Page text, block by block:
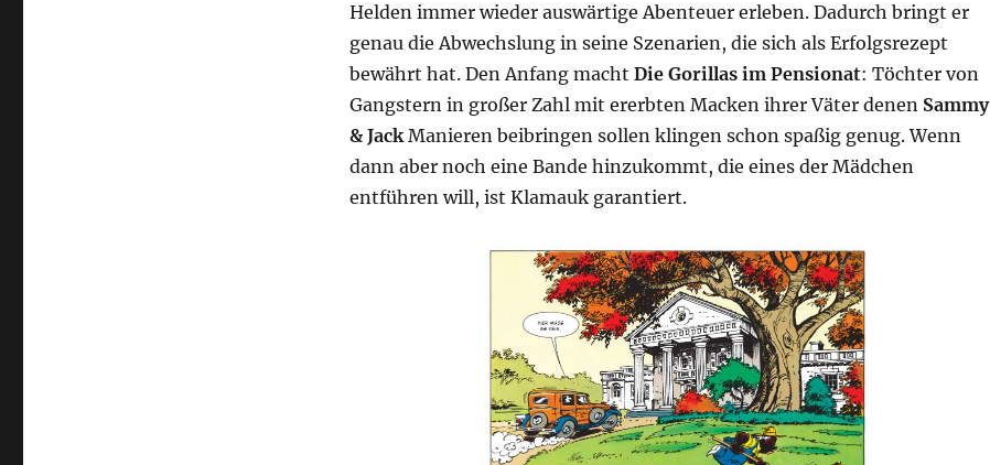
Helden immer wieder auswärtige Abenteuer erleben. Dadurch bringt er
genau die Abwechslung in seine Szenarien, die sich als Erfolgsrezept
bewährt hat. Den Anfang macht Die Gorillas im Pensionat: Töchter von
Gangstern in großer Zahl mit ererbten Macken ihrer Väter denen Sammy
& JackManieren beibringen sollen klingen schon spaßig genug. Wenn
dann aber noch eine Bande hinzukommt, die eines der Mädchen
entführen will, ist Klamauk garantiert.